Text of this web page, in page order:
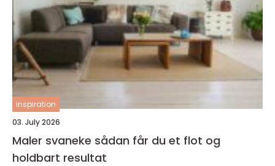
inspiration
03. July 2026
Maler svaneke sådan får du et flot og
holdbart resultat